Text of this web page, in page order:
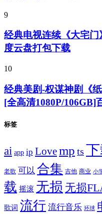
9
经典电视连续《大宅
度云盘打包下载
10
经典美剧-权谋神剧《
[全高清1080P/106GB]
标签
ai app ip Lovemp ts
老歌 可以 合集 吉他 商业 小
载 摇滚 无损 无损
歌词 流行 流行音乐 环球